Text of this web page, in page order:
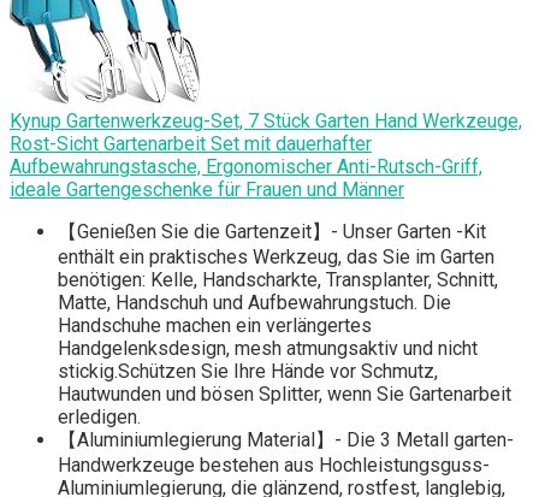
Kynup Gartenwerkzeug-Set, 7 Stück Garten Hand Werkzeuge,
Rost-Sicht Gartenarbeit Set mit dauerhafter
Aufbewahrungstasche, Ergonomischer Anti-Rutsch-Griff,
ideale Gartengeschenke für Frauen und Männer
【Genießen Sie die Gartenzeit】- Unser Garten -Kit
enthält ein praktisches Werkzeug, das Sie im Garten
benötigen: Kelle, Handscharkte, Transplanter, Schnitt,
Matte, Handschuh und Aufbewahrungstuch. Die
Handschuhe machen ein verlängertes
Handgelenksdesign, mesh atmungsaktiv und nicht
stickig.Schützen Sie Ihre Hände vor Schmutz,
Hautwunden und bösen Splitter, wenn Sie Gartenarbeit
erledigen.
【Aluminiumlegierung Material】- Die 3 Metall garten-
Handwerkzeuge bestehen aus Hochleistungsguss-
Aluminiumlegierung, die glänzend, rostfest, langlebig,